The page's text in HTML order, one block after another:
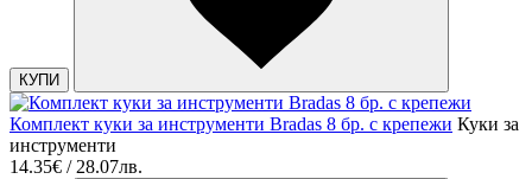
КУПИ
Комплект куки за инструменти Bradas 8 бр. с крепежи Куки за
инструменти
14.35€ / 28.07лв.